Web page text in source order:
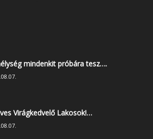
mindenkit próbára tesz….
Virágkedvelő Lakosok!…